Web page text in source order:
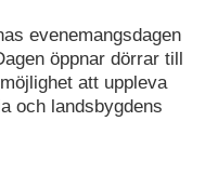
evenemangsdagen
öppnar dörrar till
att uppleva
och landsbygdens